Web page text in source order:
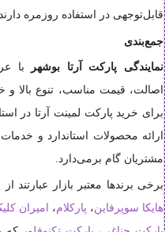
قابل‌توجهی در استفاده روزمره
جمع‌بندی
نمایندگی پارکت آرتا بوشهر
با
اصالت، قیمت مناسب، تنوع بالا
برای خرید پارکت لمینت آرتا در
ارائه محصولات استاندارد و
مشتریان گام برمی‌دارد.
برخی برندها معتبر بازار عبارتند از
هایکا سوپرفاین، پارکلام، امیران